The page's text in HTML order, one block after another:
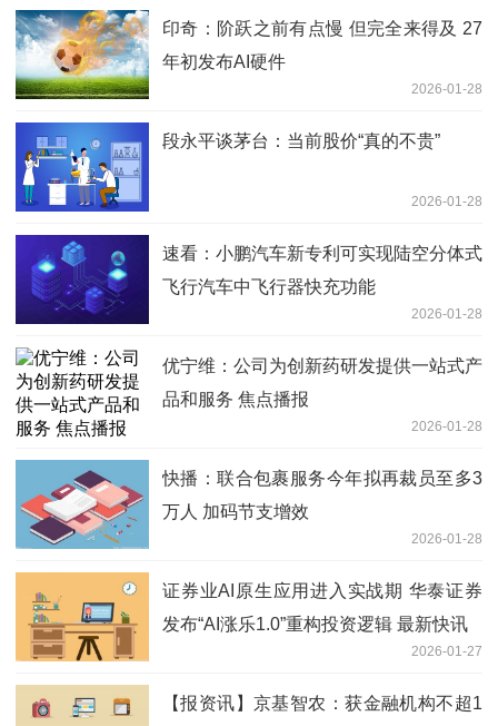
印奇：阶跃之前有点慢 但完全来得及 27
年初发布AI硬件
2026-01-28
段永平谈茅台：当前股价“真的不贵”
2026-01-28
速看：小鹏汽车新专利可实现陆空分体式
飞行汽车中飞行器快充功能
2026-01-28
优宁维：公司为创新药研发提供一站式产
品和服务 焦点播报
2026-01-28
快播：联合包裹服务今年拟再裁员至多3
万人 加码节支增效
2026-01-28
证券业AI原生应用进入实战期 华泰证券
发布“AI涨乐1.0”重构投资逻辑 最新快讯
2026-01-27
【报资讯】京基智农：获金融机构不超1